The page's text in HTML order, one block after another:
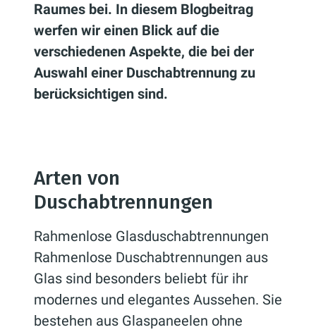
Raumes bei. In diesem Blogbeitrag
werfen wir einen Blick auf die
verschiedenen Aspekte, die bei der
Auswahl einer Duschabtrennung zu
berücksichtigen sind.
Arten von
Duschabtrennungen
Rahmenlose Glasduschabtrennungen
Rahmenlose Duschabtrennungen aus
Glas sind besonders beliebt für ihr
modernes und elegantes Aussehen. Sie
bestehen aus Glaspaneelen ohne